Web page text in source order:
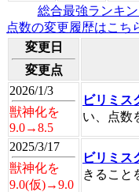
総合最強ランキ
点数の変更履歴はこち
変更日
変更点
2026/1/3
獣神化を
9.0→8.5
ビリミス
い、点数
2025/3/17
獣神化を
9.0(仮)→9.0
ビリミス
きること